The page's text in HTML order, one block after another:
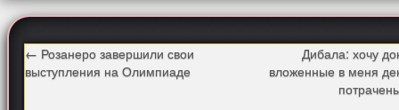
← Розанеро завершили свои
выступления на Олимпиаде
Дибала: хочу
вложенные в меня